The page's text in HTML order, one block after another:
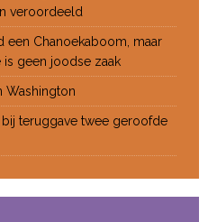
veroordeeld
een Chanoekaboom, maar
geen joodse zaak
Washington
teruggave twee geroofde